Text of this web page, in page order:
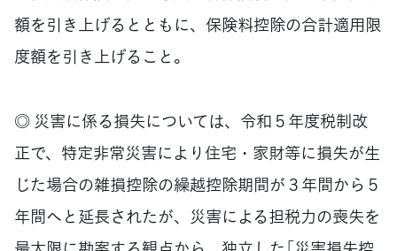
額を引き上げるとともに、保険料控除の合計適用限
度額を引き上げること。
◎ 災害に係る損失については、令和５年度税制改
正で、特定非常災害により住宅・家財等に損失が生
じた場合の雑損控除の繰越控除期間が３年間から５
年間へと延長されたが、災害による担税力の喪失を